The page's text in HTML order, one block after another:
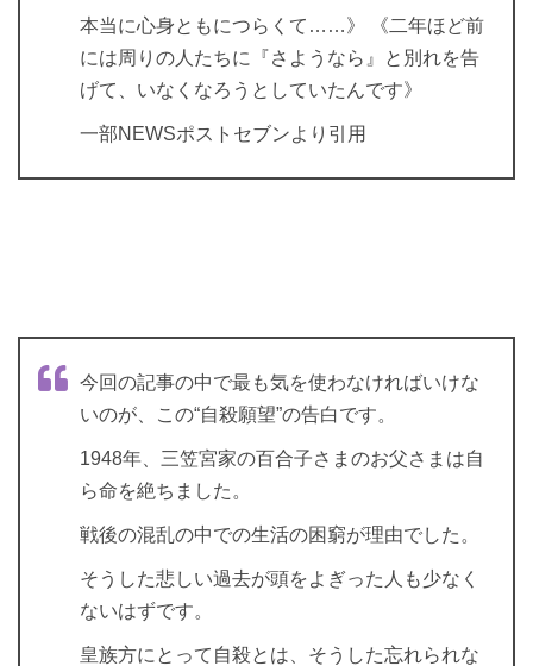
本当に心身ともにつらくて……》 《二年ほど前
には周りの人たちに『さようなら』と別れを告
げて、いなくなろうとしていたんです》
一部NEWSポストセブンより引用
今回の記事の中で最も気を使わなければいけな
いのが、この“自殺願望”の告白です。
1948年、三笠宮家の百合子さまのお父さまは自
ら命を絶ちました。
戦後の混乱の中での生活の困窮が理由でした。
そうした悲しい過去が頭をよぎった人も少なく
ないはずです。
皇族方にとって自殺とは、そうした忘れられな